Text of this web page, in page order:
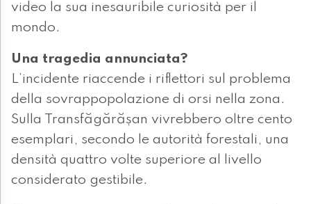
video la sua inesauribile curiosità per il
mondo.
Una tragedia annunciata?
L’incidente riaccende i riflettori sul problema
della sovrappopolazione di orsi nella zona.
Sulla Transfăgărășan vivrebbero oltre cento
esemplari, secondo le autorità forestali, una
densità quattro volte superiore al livello
considerato gestibile.